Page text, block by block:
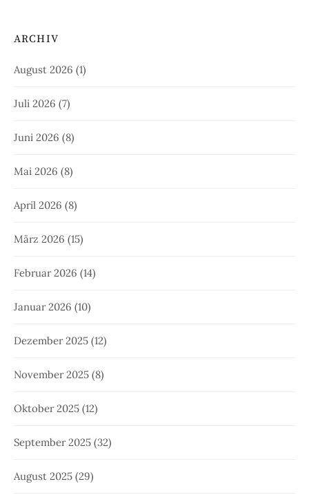
ARCHIV
August 2026 (1)
Juli 2026 (7)
Juni 2026 (8)
Mai 2026 (8)
April 2026 (8)
März 2026 (15)
Februar 2026 (14)
Januar 2026 (10)
Dezember 2025 (12)
November 2025 (8)
Oktober 2025 (12)
September 2025 (32)
August 2025 (29)